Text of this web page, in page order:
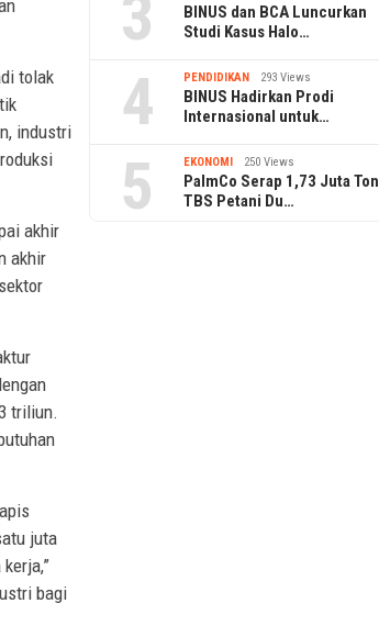
tolak
industri
akhir
akhir
triliun.
juta
bagi
3
BINUS dan BCA Luncurkan
Studi Kasus Halo…
4 PENDIDIKAN 293 Views
BINUS Hadirkan Prodi
Internasional untuk…
5 EKONOMI 250 Views
PalmCo Serap 1,73 Juta Ton
TBS Petani Du…